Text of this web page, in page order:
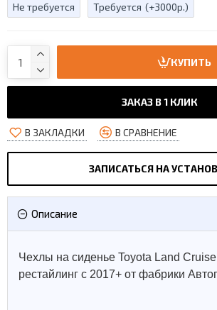
Не требуется
Требуется (+3000р.)
КУПИТЬ
ЗАКАЗ В 1 КЛИК
В ЗАКЛАДКИ В СРАВНЕНИЕ
ЗАПИСАТЬСЯ НА
Описание
Чехлы на сиденье Toyota Land
рестайлинг с 2017+ от фабрики